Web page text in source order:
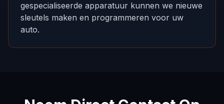
gespecialiseerde apparatuur kunnen we nieuwe
sleutels maken en programmeren voor uw
auto.